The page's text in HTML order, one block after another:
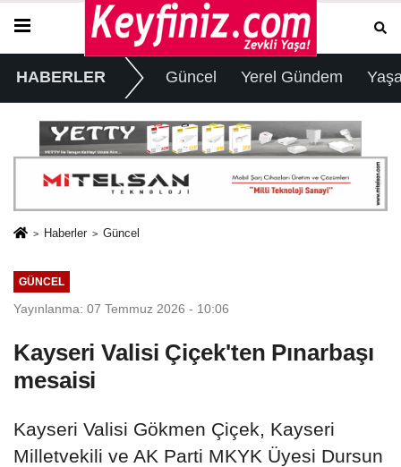
HABERLER Güncel Yerel Gündem
Haberler Güncel
GÜNCEL
Yayınlanma: 07 Temmuz 2026 - 10:06
Kayseri Valisi Çiçek'ten Pınarbaşı
mesaisi
Kayseri Valisi Gökmen Çiçek, Kayseri
Milletvekili ve AK Parti MKYK Üyesi Dursun